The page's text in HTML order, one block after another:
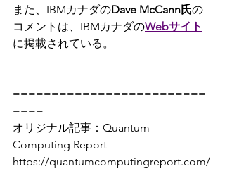
また、IBMカナダのDave McCann氏の
コメントは、IBMカナダのWebサイト
に掲載されている。
=========================
====
オリジナル記事：Quantum
Computing Report
https://quantumcomputingreport.com/